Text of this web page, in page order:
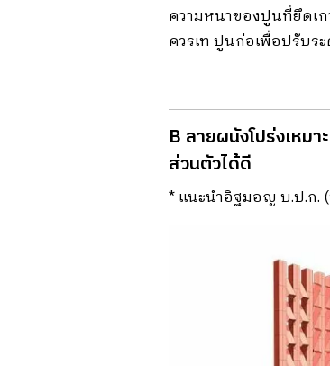
ความหนาของปูนที่ยึดเ
ควรเท ปูนก่อเพื่อปรับร
B ลายผนังโปร่งเหม
ส่วนตัวได้ดี
* แนะนําอิฐมอญ บ.ป.ก.